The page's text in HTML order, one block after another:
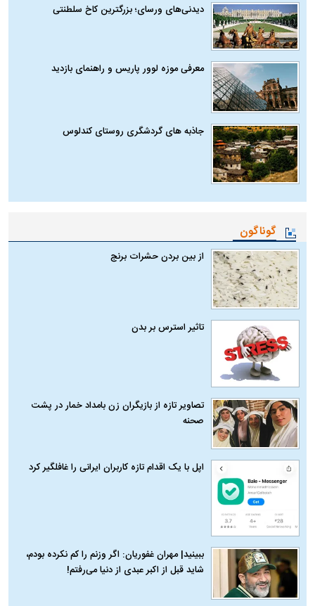
دیدنی‌های ورسای؛ بزرگترین کاخ سلطنتی
معرفی موزه لوور پاریس و راهنمای بازدید
جاذبه های گردشگری روستای کندلوس
گوناگون
از بین بردن حشرات برنج
تاثیر استرس بر بدن
تصاویر تازه از بازیگران زن بامداد خمار در پشت
صحنه
اپل با یک اقدام تازه کاربران ایرانی را غافلگیر کرد
ببینید| مهران غفوریان: اگر وزنم را کم نکرده بودم،
شاید قبل از اکبر عبدی از دنیا می‌رفتم!